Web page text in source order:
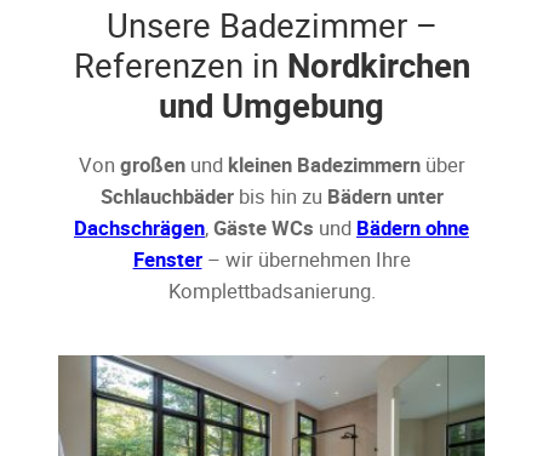
Unsere Badezimmer –
Referenzen in Nordkirchen
und Umgebung
Von großenund kleinen Badezimmernüber
Schlauchbäderbis hin zu Bädern unter
Dachschrägen,Gäste WCs und Bädern ohne
Fenster– wir übernehmen Ihre
Komplettbadsanierung.